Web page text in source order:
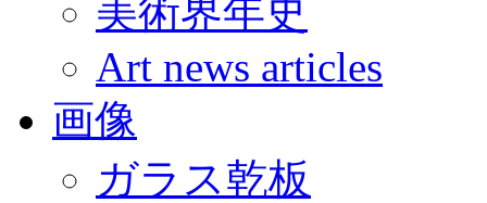
美術界年史
Art news articles
画像
ガラス乾板